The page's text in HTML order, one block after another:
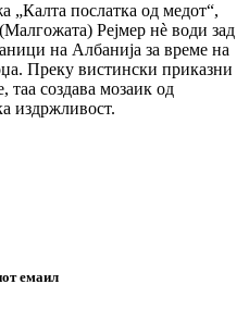
„Калта послатка од медот“,
Рејмер нè води зад
на Албанија за време на
Преку вистински приказни
таа создава мозаик од
издржливост.
емаил